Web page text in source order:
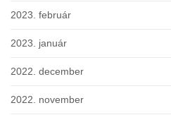
2023. február
2023. január
2022. december
2022. november